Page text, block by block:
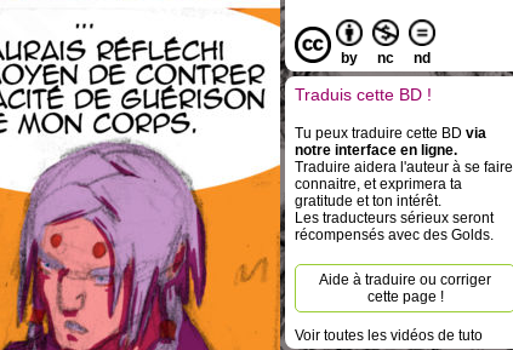
by nc nd
Traduis cette BD !
Tu peux traduire cette BD via
notre interface en ligne.
Traduire aidera l'auteur à se faire
connaitre, et exprimera ta
gratitude et ton intérêt.
Les traducteurs sérieux seront
récompensés avec des Golds.
Aide à traduire ou corriger
cette page !
Voir toutes les vidéos de tuto